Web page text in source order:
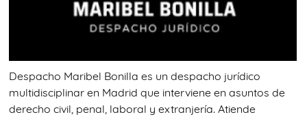
Despacho Maribel Bonilla es un despacho jurídico
multidisciplinar en Madrid que interviene en asuntos de
derecho civil, penal, laboral y extranjería. Atiende